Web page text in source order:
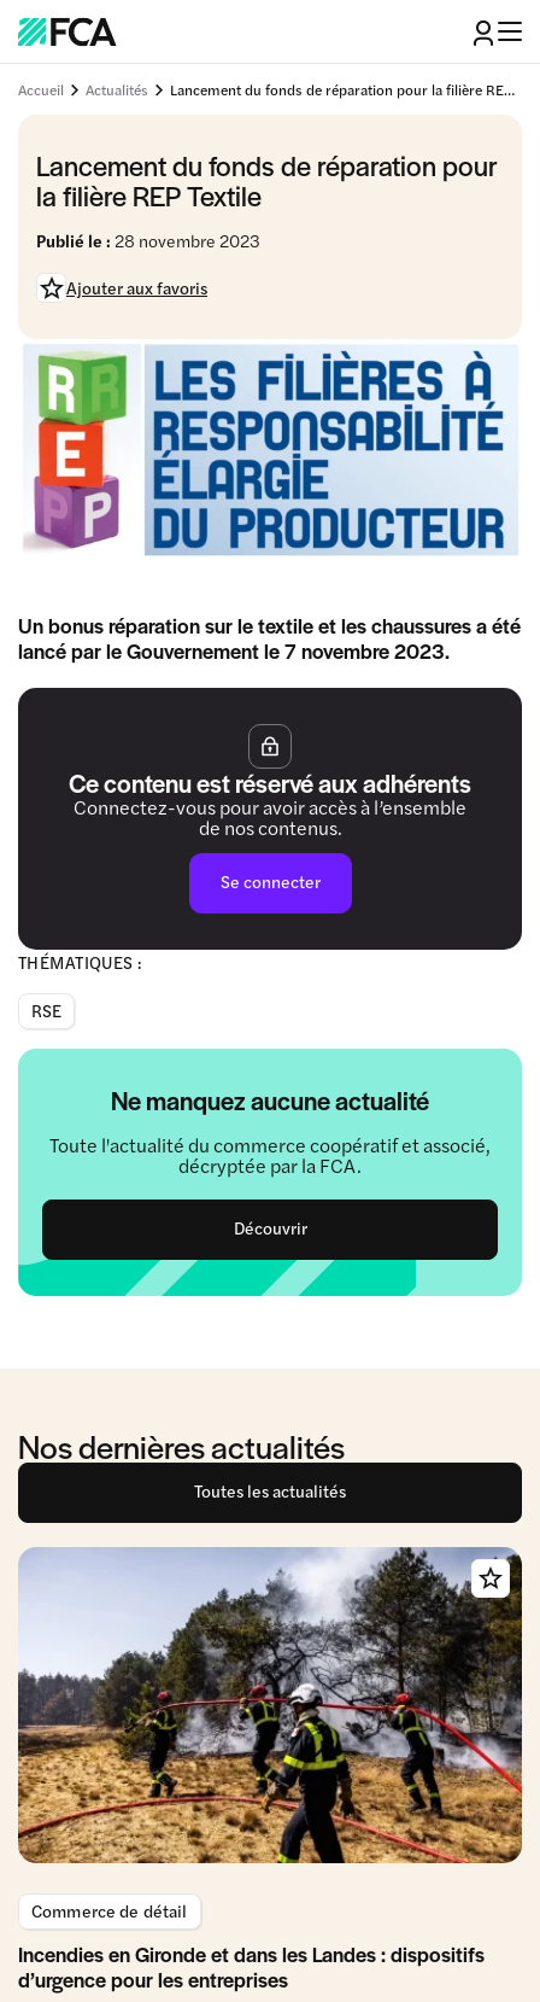
Accueil Actualités Lancement du fonds de réparation pour la filière REP Textile
Lancement du fonds de réparation pour
la filière REP Textile
Publié le : 28 novembre 2023
Ajouter aux favoris
THÉMATIQUES :
RSE
Ne manquez aucune actualité
Toute l'actualité du commerce coopératif et associé,
décryptée par la FCA.
Découvrir
Un bonus réparation sur le textile et les chaussures a été
lancé par le Gouvernement le 7 novembre 2023.
Ce contenu est réservé aux adhérents
Connectez-vous pour avoir accès à l’ensemble
de nos contenus.
Se connecter
Nos dernières actualités
Toutes les actualités
Commerce de détail
Incendies en Gironde et dans les Landes : dispositifs
d’urgence pour les entreprises